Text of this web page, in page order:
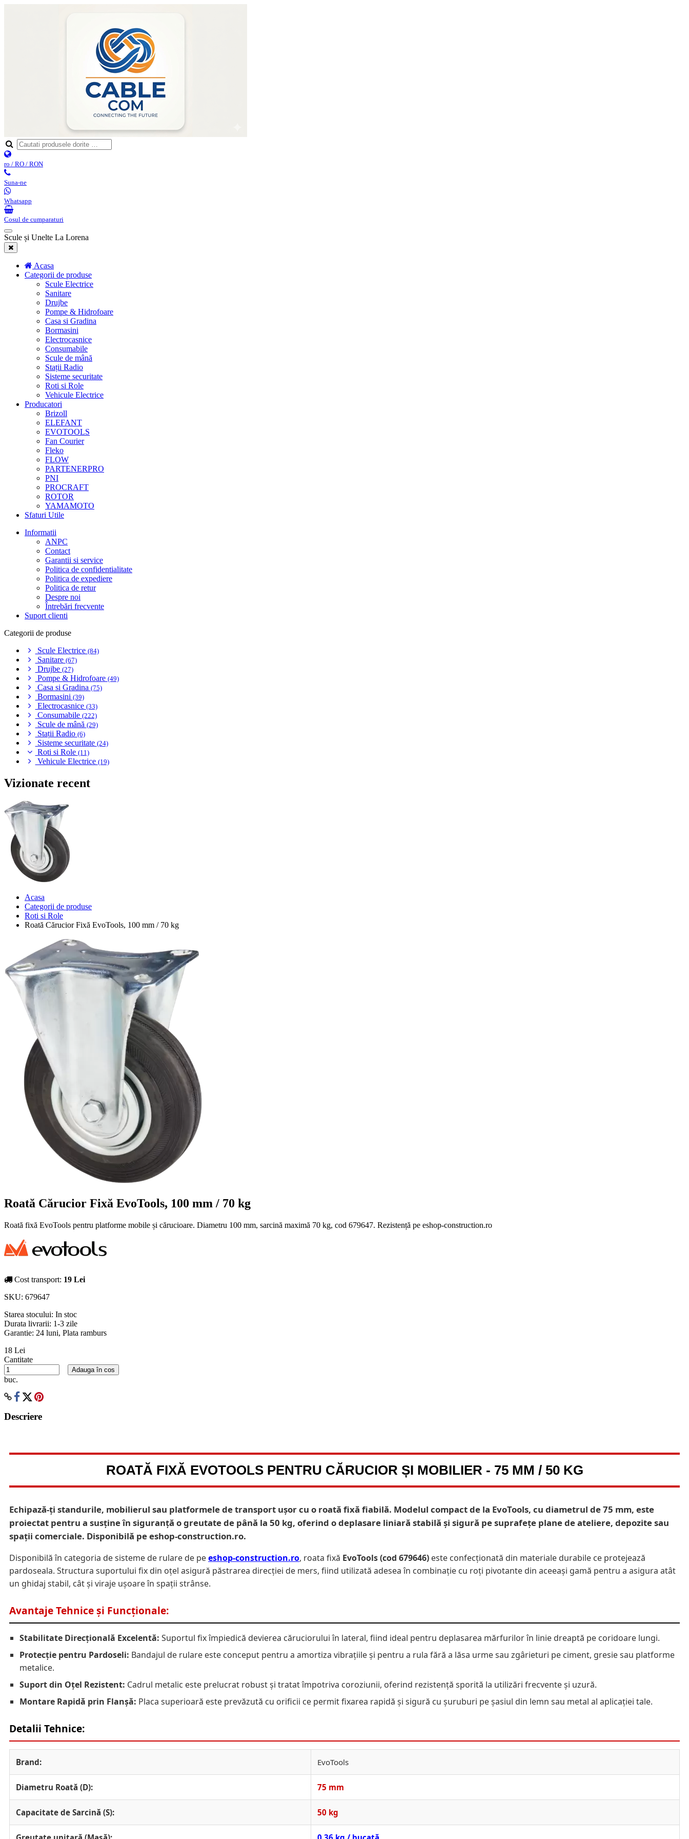
ro / RO / RON
Suna-ne
Whatsapp
Cosul de cumparaturi
Scule și Unelte La Lorena
Acasa
Categorii de produse
Scule Electrice
Sanitare
Drujbe
Pompe & Hidrofoare
Casa si Gradina
Bormasini
Electrocasnice
Consumabile
Scule de mână
Stații Radio
Sisteme securitate
Roti si Role
Vehicule Electrice
Producatori
Brizoll
ELEFANT
EVOTOOLS
Fan Courier
Fleko
FLOW
PARTENERPRO
PNI
PROCRAFT
ROTOR
YAMAMOTO
Sfaturi Utile
Informatii
ANPC
Contact
Garantii si service
Politica de confidentialitate
Politica de expediere
Politica de retur
Despre noi
Întrebări frecvente
Suport clienti
Categorii de produse
Scule Electrice (84)
Sanitare (67)
Drujbe (27)
Pompe & Hidrofoare (49)
Casa si Gradina (75)
Bormasini (39)
Electrocasnice (33)
Consumabile (222)
Scule de mână (29)
Stații Radio (6)
Sisteme securitate (24)
Roti si Role (11)
Vehicule Electrice (19)
Vizionate recent
Acasa
Categorii de produse
Roti si Role
Roată Cărucior Fixă EvoTools, 100 mm / 70 kg
Roată Cărucior Fixă EvoTools, 100 mm / 70 kg
Roată fixă EvoTools pentru platforme mobile și cărucioare. Diametru 100 mm, sarcină maximă 70 kg, cod 679647. Rezistență pe eshop-construction.ro
Cost transport: 19 Lei
SKU: 679647
Starea stocului: In stoc
Durata livrarii: 1-3 zile
Garantie: 24 luni, Plata ramburs
18 Lei
Cantitate
buc.
Adauga în cos
Descriere
ROATĂ FIXĂ EVOTOOLS PENTRU CĂRUCIOR ȘI MOBILIER - 75 MM / 50 KG
Echipază-ți standurile, mobilierul sau platformele de transport ușor cu o roată fixă fiabilă. Modelul compact de la EvoTools, cu diametrul de 75 mm, este
proiectat pentru a susține în siguranță o greutate de până la 50 kg, oferind o deplasare liniară stabilă și sigură pe suprafețe plane de ateliere, depozite sau
spații comerciale. Disponibilă pe eshop-construction.ro.
Disponibilă în categoria de sisteme de rulare de peeshop-construction.ro, roata fixă EvoTools (cod 679646) este confecționată din materiale durabile ce protejează
pardoseala. Structura suportului fix din oțel asigură păstrarea direcției de mers, fiind utilizată adesea în combinație cu roți pivotante din aceeași gamă pentru a asigura atât
un ghidaj stabil, cât și viraje ușoare în spații strânse.
Avantaje Tehnice și Funcționale:
Stabilitate Direcțională Excelentă: Suportul fix împiedică devierea căruciorului în lateral, fiind ideal pentru deplasarea mărfurilor în linie dreaptă pe coridoare lungi.
Protecție pentru Pardoseli: Bandajul de rulare este conceput pentru a amortiza vibrațiile și pentru a rula fără a lăsa urme sau zgârieturi pe ciment, gresie sau platforme
metalice.
Suport din Oțel Rezistent: Cadrul metalic este prelucrat robust și tratat împotriva coroziunii, oferind rezistență sporită la utilizări frecvente și uzură.
Montare Rapidă prin Flanșă: Placa superioară este prevăzută cu orificii ce permit fixarea rapidă și sigură cu șuruburi pe șasiul din lemn sau metal al aplicației tale.
Detalii Tehnice:
Brand: EvoTools
Diametru Roată (D): 75 mm
Capacitate de Sarcină (S): 50 kg